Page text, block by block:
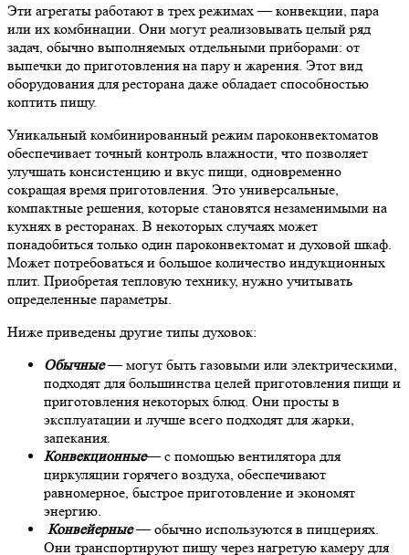
Эти агрегаты работают в трех режимах — конвекции, пара
или их комбинации. Они могут реализовывать целый ряд
задач, обычно выполняемых отдельными приборами: от
выпечки до приготовления на пару и жарения. Этот вид
оборудования для ресторана даже обладает способностью
коптить пищу.
Уникальный комбинированный режим пароконвектоматов
обеспечивает точный контроль влажности, что позволяет
улучшать консистенцию и вкус пищи, одновременно
сокращая время приготовления. Это универсальные,
компактные решения, которые становятся незаменимыми на
кухнях в ресторанах. В некоторых случаях может
понадобиться только один пароконвектомат и духовой шкаф.
Может потребоваться и большое количество индукционных
плит. Приобретая тепловую технику, нужно учитывать
определенные параметры.
Ниже приведены другие типы духовок:
Обычные— могут быть газовыми или электрическими,
подходят для большинства целей приготовления пищи и
приготовления некоторых блюд. Они просты в
эксплуатации и лучше всего подходят для жарки,
запекания.
Конвекционные— с помощью вентилятора для
циркуляции горячего воздуха, обеспечивают
равномерное, быстрое приготовление и экономят
энергию.
Конвейерные— обычно используются в пиццериях.
Они транспортируют пищу через нагретую камеру для